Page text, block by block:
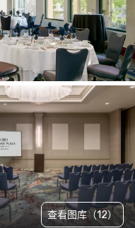
查看图库（12）